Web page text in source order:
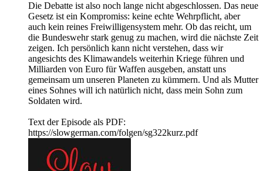
Die Debatte ist also noch lange nicht abgeschlossen. Das neue
Gesetz ist ein Kompromiss: keine echte Wehrpflicht, aber
auch kein reines Freiwilligensystem mehr. Ob das reicht, um
die Bundeswehr stark genug zu machen, wird die nächste Zeit
zeigen. Ich persönlich kann nicht verstehen, dass wir
angesichts des Klimawandels weiterhin Kriege führen und
Milliarden von Euro für Waffen ausgeben, anstatt uns
gemeinsam um unseren Planeten zu kümmern. Und als Mutter
eines Sohnes will ich natürlich nicht, dass mein Sohn zum
Soldaten wird.
Text der Episode als PDF:
https://slowgerman.com/folgen/sg322kurz.pdf